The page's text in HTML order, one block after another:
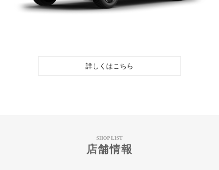
詳しくはこちら
SHOP LIST
店舗情報